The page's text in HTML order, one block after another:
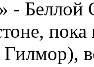
-
пока